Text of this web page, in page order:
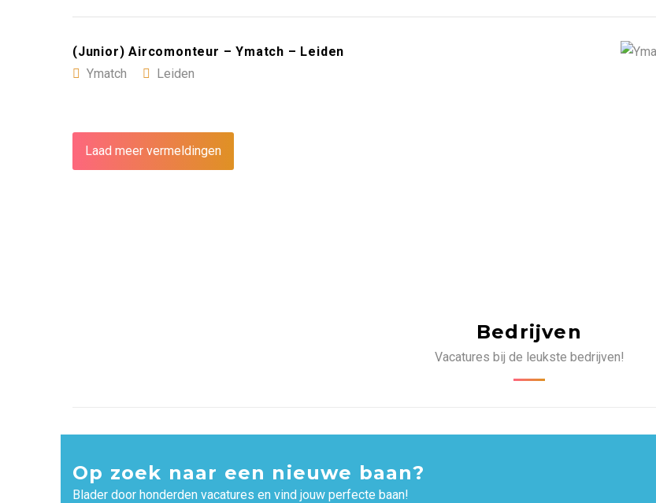
(Junior) Aircomonteur – Ymatch – Leiden
Ymatch
Leiden
Laad meer vermeldingen
Bedrijven
Vacatures bij de leukste bedrijven!
Op zoek naar een nieuwe baan?
Blader door honderden vacatures en vind jouw perfecte baan!